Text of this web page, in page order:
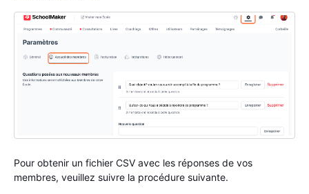
Pour obtenir un fichier CSV avec les réponses de vos
membres, veuillez suivre la procédure suivante.